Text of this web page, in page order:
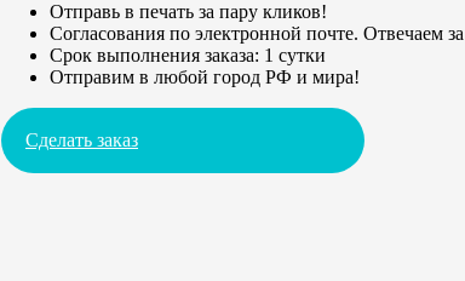
Отправь в печать за пару кликов!
Согласования по электронной почте. Отвечаем
Срок выполнения заказа: 1 сутки
Отправим в любой город РФ и мира!
Сделать заказ